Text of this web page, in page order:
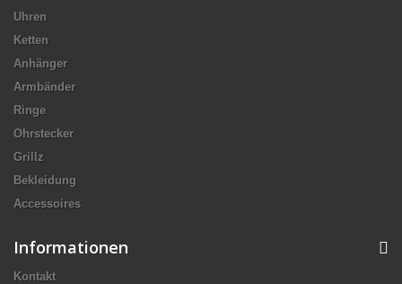
Uhren
Ketten
Anhänger
Armbänder
Ringe
Ohrstecker
Grillz
Bekleidung
Accessoires
Informationen
Kontakt